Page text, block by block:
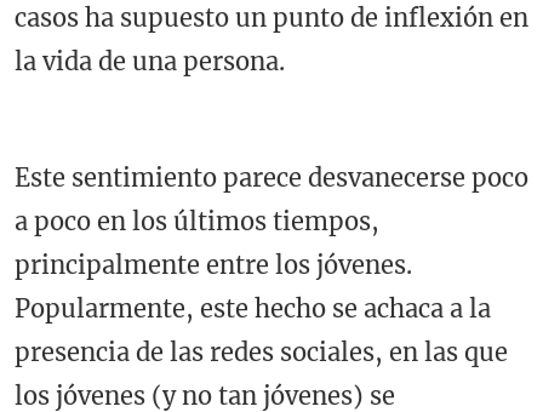
casos ha supuesto un punto de inflexión en
la vida de una persona.
Este sentimiento parece desvanecerse poco
a poco en los últimos tiempos,
principalmente entre los jóvenes.
Popularmente, este hecho se achaca a la
presencia de las redes sociales, en las que
los jóvenes (y no tan jóvenes) se